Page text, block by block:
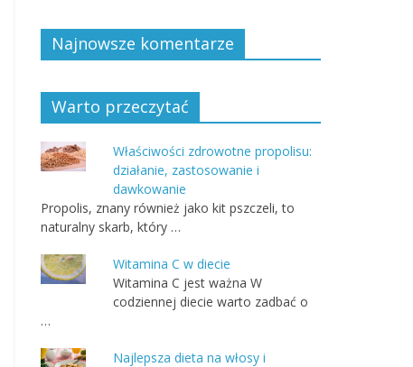
Najnowsze komentarze
Warto przeczytać
Właściwości zdrowotne propolisu:
działanie, zastosowanie i
dawkowanie
Propolis, znany również jako kit pszczeli, to
naturalny skarb, który …
Witamina C w diecie
Witamina C jest ważna W
codziennej diecie warto zadbać o
…
Najlepsza dieta na włosy i